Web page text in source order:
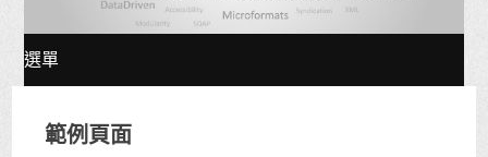
選單
範例頁面